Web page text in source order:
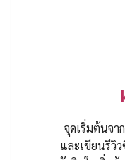
จุดเริ่มต้นจา
และเขียนรีวิ